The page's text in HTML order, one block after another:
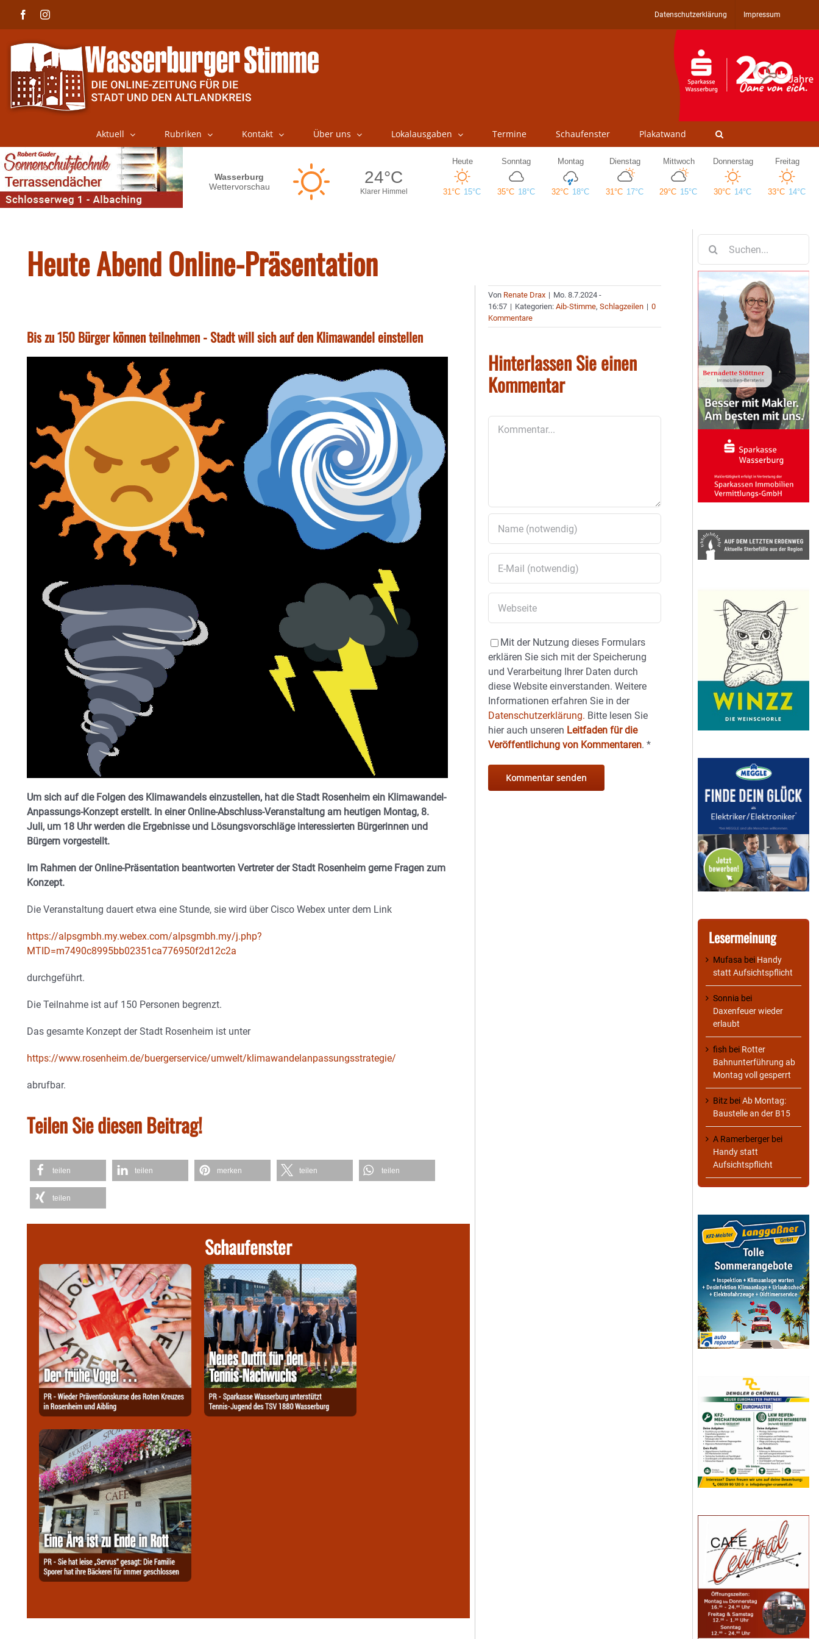
FacebookInstagram Datenschutzerklärung Impressum
Aktuell Rubriken Kontakt Über uns Lokalausgaben Termine Schaufenster Plakatwand
Heute Abend Online-Präsentation
Bis zu 150 Bürger können teilnehmen - Stadt will sich auf den Klimawandel einstellen
Um sich auf die Folgen des Klimawandels einzustellen, hat die Stadt Rosenheim ein Klimawandel-
Anpassungs-Konzept erstellt. In einer Online-Abschluss-Veranstaltung am heutigen Montag, 8.
Juli, um 18 Uhr werden die Ergebnisse und Lösungsvorschläge interessierten Bürgerinnen und
Bürgern vorgestellt.
Im Rahmen der Online-Präsentation beantworten Vertreter der Stadt Rosenheim gerne Fragen zum
Konzept.
Die Veranstaltung dauert etwa eine Stunde, sie wird über Cisco Webex unter dem Link
https://alpsgmbh.my.webex.com/alpsgmbh.my/j.php?
MTID=m7490c8995bb02351ca776950f2d12c2a
durchgeführt.
Die Teilnahme ist auf 150 Personen begrenzt.
Das gesamte Konzept der Stadt Rosenheim ist unter
https://www.rosenheim.de/buergerservice/umwelt/klimawandelanpassungsstrategie/
abrufbar.
Teilen Sie diesen Beitrag!
teilen teilen merken teilen teilen
teilen
Schaufenster
Von Renate Drax | Mo. 8.7.2024 -
16:57 | Kategorien:Aib-Stimme,Schlagzeilen | 0
Kommentare
Hinterlassen Sie einen
Kommentar
Mit der Nutzung dieses Formulars
erklären Sie sich mit der Speicherung
und Verarbeitung Ihrer Daten durch
diese Website einverstanden. Weitere
Informationen erfahren Sie in der
Datenschutzerklärung. Bitte lesen Sie
hier auch unseren Leitfaden für die
Veröffentlichung von Kommentaren.*
nach:
Lesermeinung
Mufasa bei Handy
statt Aufsichtspflicht
Sonnia bei
Daxenfeuer wieder
erlaubt
fish bei Rotter
Bahnunterführung ab
Montag voll gesperrt
Bitz beiAb Montag:
Baustelle an der B15
A Ramerberger bei
Handy statt
Aufsichtspflicht